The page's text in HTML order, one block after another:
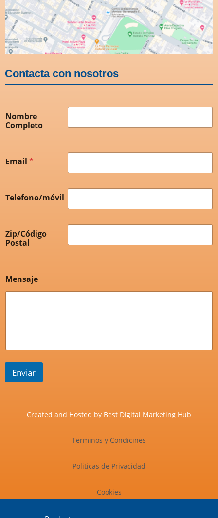
Contacta con nosotros
Nombre
Completo
Email *
Telefono/móvil
Zip/Código
Postal
Mensaje
Enviar
Created and Hosted by Best Digital Marketing Hub
Terminos y Condicines
Politicas de Privacidad
Cookies